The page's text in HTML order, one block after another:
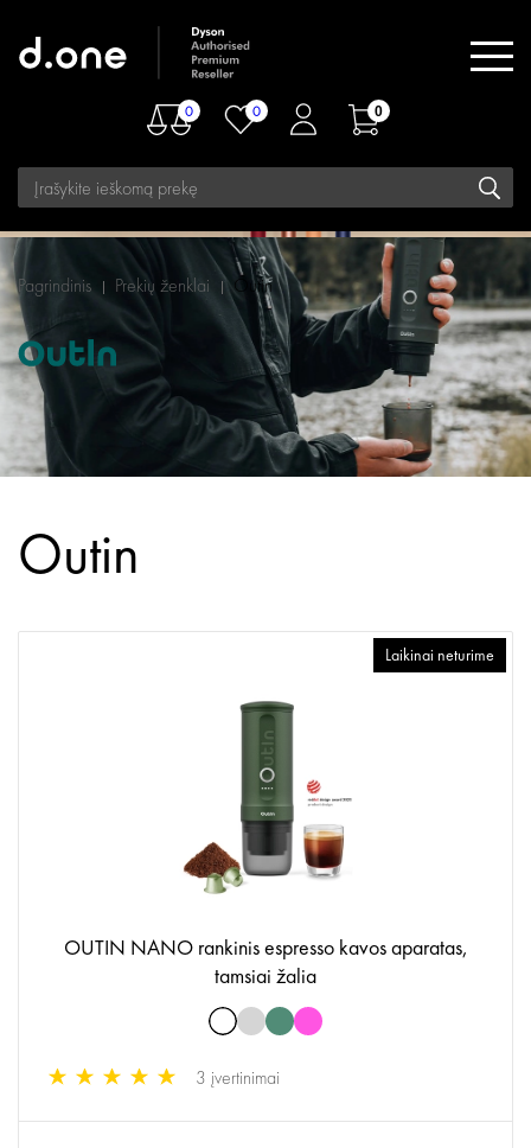
0 0 0
Pagrindinis Prekių ženklai Outin
Outin
Laikinai neturime
OUTIN NANO rankinis espresso kavos aparatas,
tamsiai žalia
3 įvertinimai